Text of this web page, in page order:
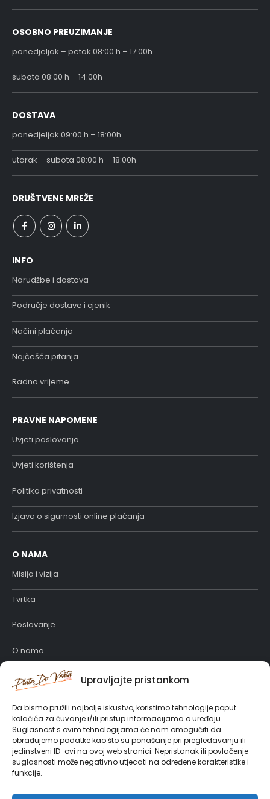
Upravljajte pristankom
Da bismo pružili najbolje iskustvo, koristimo tehnologije poput
kolačića za čuvanje i/ili pristup informacijama o uređaju.
Suglasnost s ovim tehnologijama će nam omogućiti da
obrađujemo podatke kao što su ponašanje pri pregledavanju ili
jedinstveni ID-ovi na ovoj web stranici. Nepristanak ili povlačenje
suglasnosti može negativno utjecati na određene karakteristike i
funkcije.
OSOBNO PREUZIMANJE
ponedjeljak – petak 08:00 h – 17:00h
subota 08:00 h – 14:00h
DOSTAVA
ponedjeljak 09:00 h – 18:00h
utorak – subota 08:00 h – 18:00h
DRUŠTVENE MREŽE
INFO
Narudžbe i dostava
Područje dostave i cjenik
Načini plaćanja
Najčešća pitanja
Radno vrijeme
PRAVNE NAPOMENE
Uvjeti poslovanja
Uvjeti korištenja
Politika privatnosti
Izjava o sigurnosti online plaćanja
O NAMA
Misija i vizija
Tvrtka
Poslovanje
O nama
Katalog proizvoda